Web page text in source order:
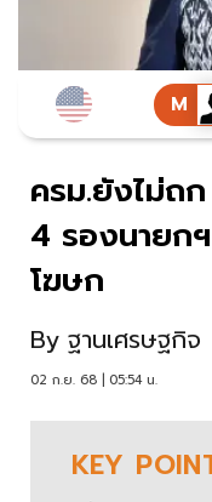
ครม.ยังไม่ถ
4 รองนายก
โฆษก
By ฐานเศรษฐกิจ
02 ก.ย. 68 | 05:54 น.
KEY